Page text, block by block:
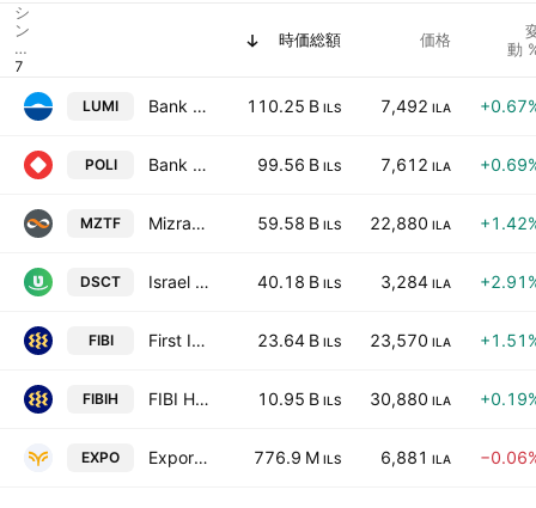
シ
ン
ボ
ル
時価総額 価格
動
LUMI Bank Leumi Le-Israel B.M. 110.25 B ILS 7,492 ILA
POLI Bank Hapoalim BM 99.56 B ILS 7,612 ILA
MZTF Mizrahi Tefahot Bank Ltd 59.58 B ILS 22,880 ILA
DSCT Israel Discount Bank Limited Class A 40.18 B ILS 3,284 ILA
FIBI First International Bank of Israel Ltd 23.64 B ILS 23,570 ILA
FIBIH FIBI Holdings Ltd. 10.95 B ILS 30,880 ILA
EXPO Export Investment Co. Ltd. 776.9 M ILS 6,881 ILA